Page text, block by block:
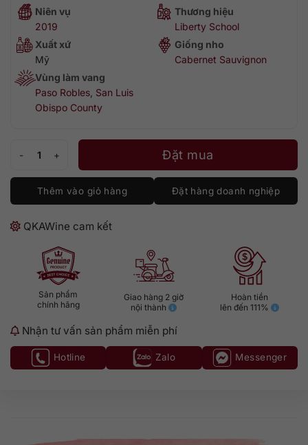
Niên vụ
2019
Thương hiệu
Liberty School
Xuất xứ
Mỹ
Giống nho
Cabernet Sauvignon
Vùng làm vang
Paso Robles San Luis
Obispo County
Liberty School Cabernet Sauvignon số lượng
Đặt mua
Thêm vào giỏ hàng Đặt hàng doanh nghiệp
QKAWine cam kết
Sản phẩm
chính hãng
Giao hàng 2 giờ
nội thành
Hoàn tiền
lên đến 111%
Nhận tư vấn sản phẩm miễn phí
Hotline Zalo Messenger